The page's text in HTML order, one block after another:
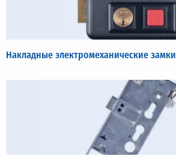
Накладные электромеханические замки